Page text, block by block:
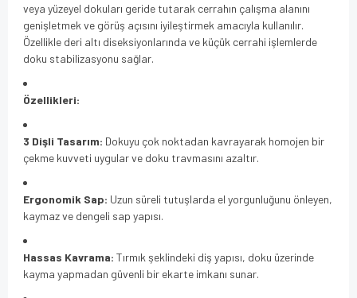
veya yüzeyel dokuları geride tutarak cerrahın çalışma alanını
genişletmek ve görüş açısını iyileştirmek amacıyla kullanılır.
Özellikle deri altı diseksiyonlarında ve küçük cerrahi işlemlerde
doku stabilizasyonu sağlar.
Özellikleri:
3 Dişli Tasarım: Dokuyu çok noktadan kavrayarak homojen bir
çekme kuvveti uygular ve doku travmasını azaltır.
Ergonomik Sap: Uzun süreli tutuşlarda el yorgunluğunu önleyen,
kaymaz ve dengeli sap yapısı.
Hassas Kavrama: Tırmık şeklindeki diş yapısı, doku üzerinde
kayma yapmadan güvenli bir ekarte imkanı sunar.